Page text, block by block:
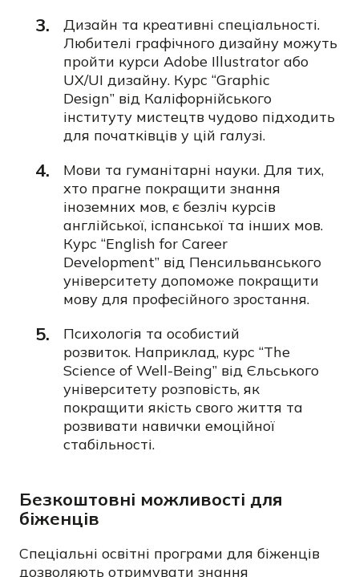
Дизайн та креативні спеціальності.
Любителі графічного дизайну можуть
пройти курси Adobe Illustrator або
UX/UI дизайну. Курс “Graphic
Design” від Каліфорнійського
інституту мистецтв чудово підходить
для початківців у цій галузі.
Мови та гуманітарні науки. Для тих,
хто прагне покращити знання
іноземних мов, є безліч курсів
англійської, іспанської та інших мов.
Курс “English for Career
Development” від Пенсильванського
університету допоможе покращити
мову для професійного зростання.
Психологія та особистий
розвиток. Наприклад, курс “The
Science of Well-Being” від Єльського
університету розповість, як
покращити якість свого життя та
розвивати навички емоційної
стабільності.
Безкоштовні можливості для
біженців
Спеціальні освітні програми для біженців
дозволяють отримувати знання